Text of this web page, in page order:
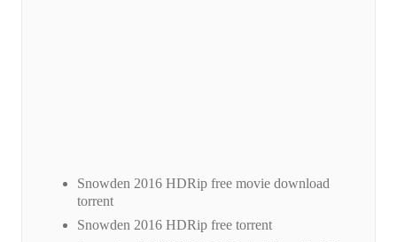
Snowden 2016 HDRip free movie download
torrent
Snowden 2016 HDRip free torrent